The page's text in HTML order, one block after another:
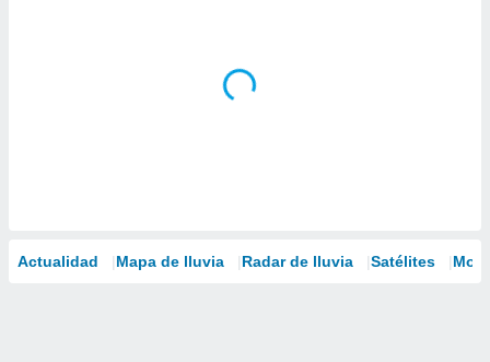
Actualidad Mapa de lluvia Radar de lluvia Satélites